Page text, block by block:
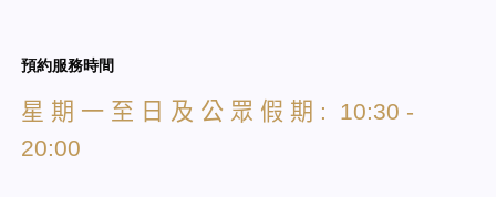
預約服務時間
星 期 一 至 日 及 公 眾 假 期 : 10:30 -
20:00